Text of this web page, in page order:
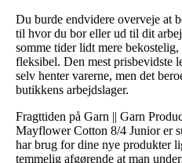
Du burde endvidere overveje at
til hvor du bor eller ud til dit
somme tider lidt mere
fleksibel. Den mest prisbevidste
selv henter varerne, men det
butikkens arbejdslager.
Fragttiden på Garn || Garn
Mayflower Cotton 8/4 Junior er
har brug for dine nye produkter
temmelig afgørende at man